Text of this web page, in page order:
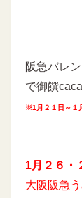
阪急バレ
で御饌
※1月２１日～１
1月２６・
大阪阪急